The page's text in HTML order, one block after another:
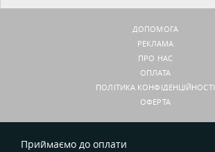
ДОПОМОГА
РЕКЛАМА
ПРО НАС
ОПЛАТА
ПОЛІТИКА КОНФІДЕНЦІЙНОСТІ
ОФЕРТА
Приймаємо до оплати